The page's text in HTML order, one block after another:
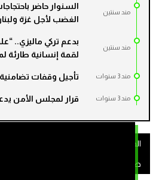
مند سنتين
السنوار حاضر
الغضب لأجل غزة
مند سنتين
بدعم تركي ماليزي..
لقمة إنسانية طارئة
مند 3 سنوات تأجيل وقفات تضامنية
مند 3 سنوات قرار لمجلس الأمن
الحرب على غزة
طوفان الأقصى